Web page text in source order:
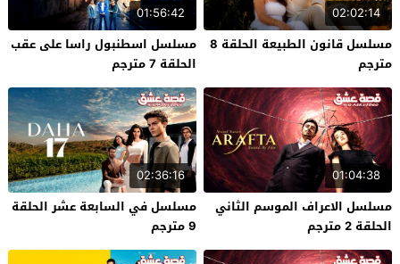
02:02:14
مسلسل قانون الطبيعة الحلقة 8
مترجم
01:56:42
مسلسل اسطنبول راسا على عقب
الحلقة 7 مترجم
01:04:38
مسلسل الاعراف الموسم الثاني
الحلقة 2 مترجم
02:36:16
مسلسل في السابعة عشر الحلقة
9 مترجم